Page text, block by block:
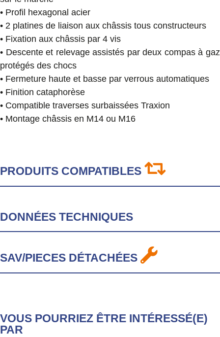
• Profil hexagonal acier
• 2 platines de liaison aux châssis tous constructeurs
• Fixation aux châssis par 4 vis
• Descente et relevage assistés par deux compas à gaz
protégés des chocs
• Fermeture haute et basse par verrous automatiques
• Finition cataphorèse
• Compatible traverses surbaissées Traxion
• Montage châssis en M14 ou M16
PRODUITS COMPATIBLES
DONNÉES TECHNIQUES
SAV/PIECES DÉTACHÉES
VOUS POURRIEZ ÊTRE INTÉRESSÉ(E)
PAR